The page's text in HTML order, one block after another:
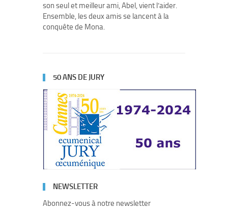
son seul et meilleur ami, Abel, vient l’aider.
Ensemble, les deux amis se lancent à la
conquête de Mona.
50 ANS DE JURY
NEWSLETTER
Abonnez-vous à notre newsletter